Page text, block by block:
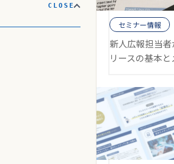
セミナー情報
新人広報担当
リースの基本